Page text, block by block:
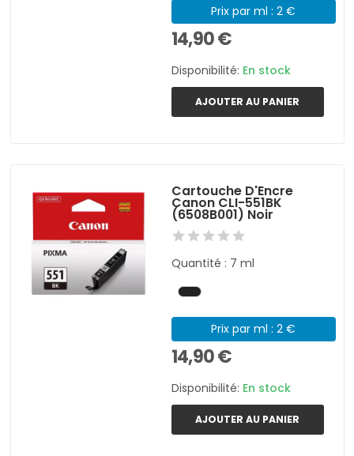
Prix par ml : 2 €
14,90 €
Disponibilité: En stock
AJOUTER AU PANIER
Cartouche D'Encre
Canon CLI-551BK
(6508B001) Noir
Quantité : 7 ml
Prix par ml : 2 €
14,90 €
Disponibilité: En stock
AJOUTER AU PANIER